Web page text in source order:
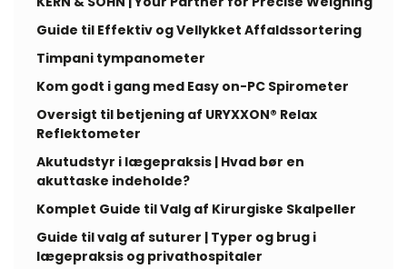
Guide til Effektiv og Vellykket Affaldssortering
Timpani tympanometer
Kom godt i gang med Easy on-PC Spirometer
Oversigt til betjening af URYXXON® Relax
Reflektometer
Akutudstyr i lægepraksis | Hvad bør en
akuttaske indeholde?
Komplet Guide til Valg af Kirurgiske Skalpeller
Guide til valg af suturer | Typer og brug i
lægepraksis og privathospitaler